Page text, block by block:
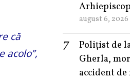
că
acolo”,
august 6, 2026
Polițist de
Gherla,
accident